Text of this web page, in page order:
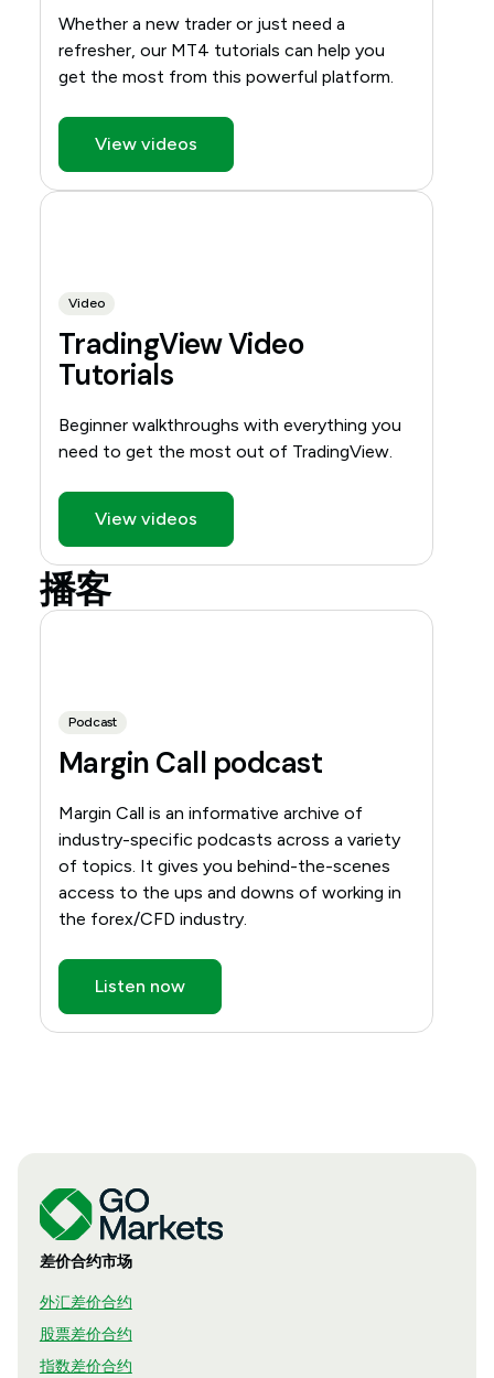
Whether a new trader or just need a
refresher, our MT4 tutorials can help you
get the most from this powerful platform.
View videos
Video
TradingView Video
Tutorials
Beginner walkthroughs with everything you
need to get the most out of TradingView.
View videos
播客
Podcast
Margin Call podcast
Margin Call is an informative archive of
industry-specific podcasts across a variety
of topics. It gives you behind-the-scenes
access to the ups and downs of working in
the forex/CFD industry.
Listen now
差价合约市场
外汇差价合约
股票差价合约
指数差价合约